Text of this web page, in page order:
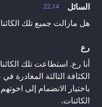
22.14
السائل
هل مازالت جميع تلك
رع
أنا رع. استطاعت تلك
الكثافة الثالثة المغادرة
باختيار الانضمام إلى
الكائنات.